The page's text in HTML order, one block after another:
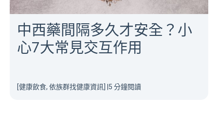
中西藥間隔多久才安全？小
心7大常見交互作用
[健康飲食, 依族群找健康資訊] 5 分鐘閱讀